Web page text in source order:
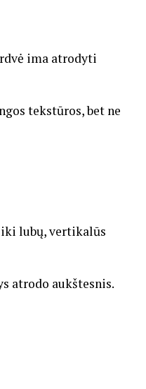
ima atrodyti
tekstūros, bet ne
iki lubų, vertikalūs
atrodo aukštesnis.